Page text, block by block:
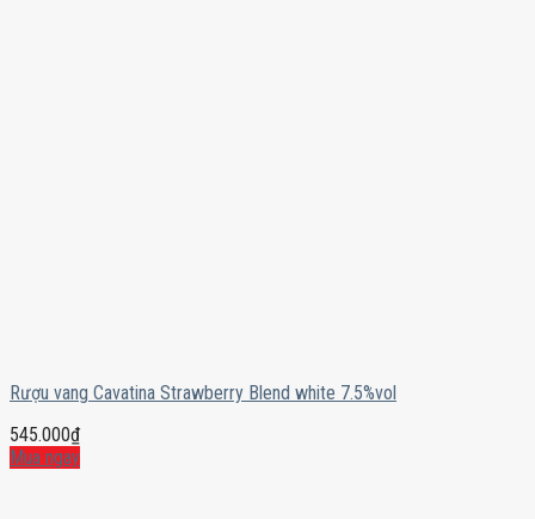
Rượu vang Cavatina Strawberry Blend white 7.5%vol
545.000₫
Mua ngay